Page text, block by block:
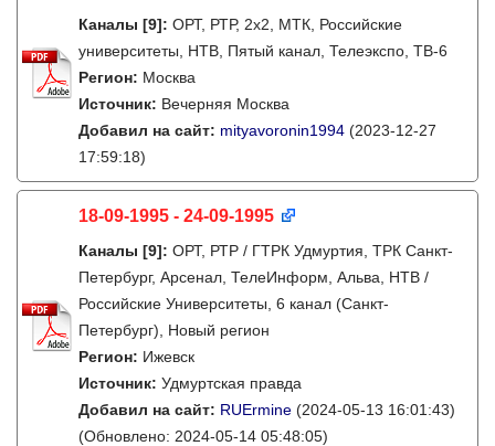
Каналы [9]: ОРТ, РТР, 2х2, МТК, Российские
университеты, НТВ, Пятый канал, Телеэкспо, ТВ-6
Регион: Москва
Источник: Вечерняя Москва
Добавил на сайт: mityavoronin1994 (2023-12-27
17:59:18)
18-09-1995 - 24-09-1995
Каналы [9]: ОРТ, РТР / ГТРК Удмуртия, ТРК Санкт-
Петербург, Арсенал, ТелеИнформ, Альва, НТВ /
Российские Университеты, 6 канал (Санкт-
Петербург), Новый регион
Регион: Ижевск
Источник: Удмуртская правда
Добавил на сайт: RUErmine (2024-05-13 16:01:43)
(Обновлено: 2024-05-14 05:48:05)